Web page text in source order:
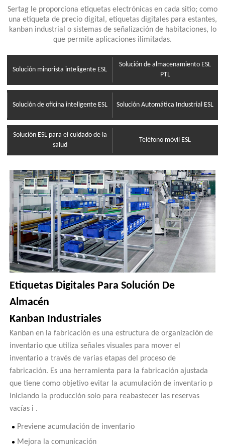
Sertag le proporciona etiquetas electrónicas en cada sitio; como
una etiqueta de precio digital, etiquetas digitales para estantes,
kanban industrial o sistemas de señalización de habitaciones, lo
que permite aplicaciones ilimitadas.
Solución minorista inteligente ESL
Solución de almacenamiento ESL
PTL
Solución de oficina inteligente ESL Solución Automática Industrial ESL
Solución ESL para el cuidado de la
salud
Teléfono móvil ESL
Etiquetas Digitales Para Solución De
Almacén
Kanban Industriales
Kanban en la fabricación es una estructura de organización de
inventario que utiliza señales visuales para mover el
inventario a través de varias etapas del proceso de
fabricación. Es una herramienta para la fabricación ajustada
que tiene como objetivo evitar la acumulación de inventario p
iniciando la producción solo para reabastecer las reservas
vacías i .
Previene acumulación de inventario
Mejora la comunicación